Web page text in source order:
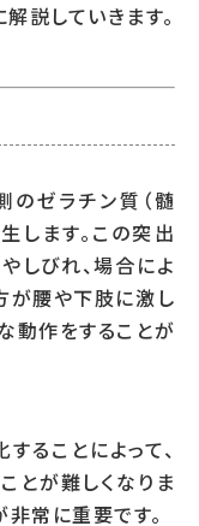
説していきます。
のゼラチン質（髄
します。この突出
しびれ、場合によ
が腰や下肢に激し
動作をすることが
ることによって、
とが難しくなりま
常に重要です。